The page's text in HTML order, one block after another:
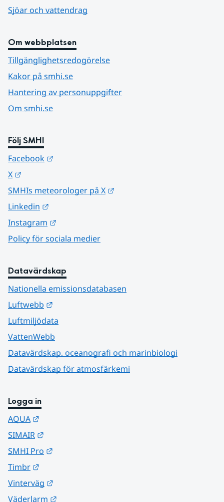
Sjöar och vattendrag
Om webbplatsen
Tillgänglighetsredogörelse
Kakor på smhi.se
Hantering av personuppgifter
Om smhi.se
Följ SMHI
Facebook
X
SMHIs meteorologer på X
Linkedin
Instagram
Policy för sociala medier
Datavärdskap
Nationella emissionsdatabasen
Luftwebb
Luftmiljödata
VattenWebb
Datavärdskap, oceanografi och marinbiologi
Datavärdskap för atmosfärkemi
Logga in
AQUA
SIMAIR
SMHI Pro
Timbr
Vinterväg
Väderlarm